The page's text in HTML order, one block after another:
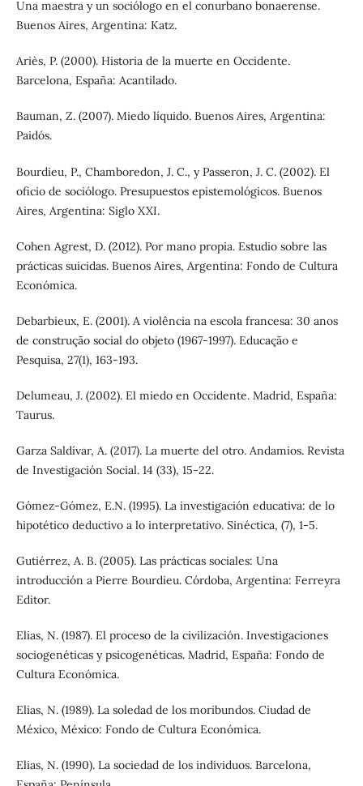
Una maestra y un sociólogo en el conurbano bonaerense.
Buenos Aires, Argentina: Katz.
Ariès, P. (2000). Historia de la muerte en Occidente.
Barcelona, España: Acantilado.
Bauman, Z. (2007). Miedo líquido. Buenos Aires, Argentina:
Paidós.
Bourdieu, P., Chamboredon, J. C., y Passeron, J. C. (2002). El
oficio de sociólogo. Presupuestos epistemológicos. Buenos
Aires, Argentina: Siglo XXI.
Cohen Agrest, D. (2012). Por mano propia. Estudio sobre las
prácticas suicidas. Buenos Aires, Argentina: Fondo de Cultura
Económica.
Debarbieux, E. (2001). A violência na escola francesa: 30 anos
de construção social do objeto (1967-1997). Educação e
Pesquisa, 27(1), 163-193.
Delumeau, J. (2002). El miedo en Occidente. Madrid, España:
Taurus.
Garza Saldívar, A. (2017). La muerte del otro. Andamios. Revista
de Investigación Social. 14 (33), 15-22.
Gómez-Gómez, E.N. (1995). La investigación educativa: de lo
hipotético deductivo a lo interpretativo. Sinéctica, (7), 1-5.
Gutiérrez, A. B. (2005). Las prácticas sociales: Una
introducción a Pierre Bourdieu. Córdoba, Argentina: Ferreyra
Editor.
Elias, N. (1987). El proceso de la civilización. Investigaciones
sociogenéticas y psicogenéticas. Madrid, España: Fondo de
Cultura Económica.
Elias, N. (1989). La soledad de los moribundos. Ciudad de
México, México: Fondo de Cultura Económica.
Elias, N. (1990). La sociedad de los individuos. Barcelona,